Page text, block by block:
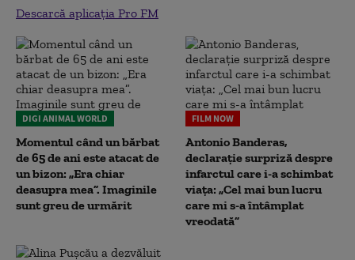
Descarcă aplicația Pro FM
DIGI ANIMAL WORLD
Momentul când un bărbat
de 65 de ani este atacat de
un bizon: „Era chiar
deasupra mea”. Imaginile
sunt greu de urmărit
FILM NOW
Antonio Banderas,
declarație surpriză despre
infarctul care i-a schimbat
viața: „Cel mai bun lucru
care mi s-a întâmplat
vreodată”